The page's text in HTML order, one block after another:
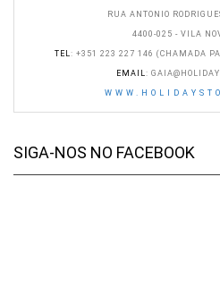
RUA ANTONIO
4400-025 - VILA
TEL : +351 223 227 146 (CHAMADA
EMAIL :
SIGA-NOS NO FACEBOOK